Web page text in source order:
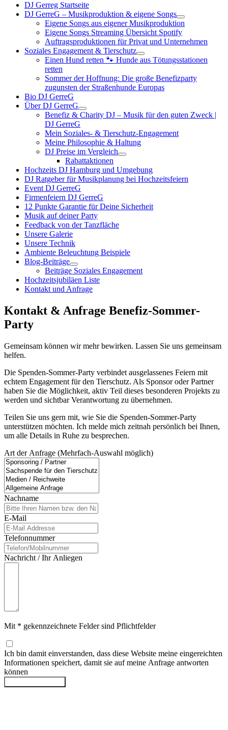
DJ Gerreg Startseite
DJ GerreG – Musikproduktion & eigene Songs
Eigene Songs aus eigener Musikproduktion
Eigene Songs Streaming Übersicht Spotify
Auftragsproduktionen für Privat und Unternehmen
Soziales Engagement & Tierschutz
Einen Hund retten 🐾 Hunde aus Tötungsstationen
retten
Sommer der Hoffnung: Die große Benefizparty
zugunsten der Straßenhunde Europas
Bio DJ GerreG
Über DJ GerreG
Benefiz & Charity DJ – Musik für den guten Zweck |
DJ GerreG
Mein Soziales- & Tierschutz-Engagement
Meine Philosophie & Haltung
DJ Preise im Vergleich
Rabattaktionen
Hochzeits DJ Hamburg und Umgebung
DJ Ratgeber für Musikplanung bei Hochzeitsfeiern
Event DJ GerreG
Firmenfeiern DJ GerreG
12 Punkte Garantie für Deine Sicherheit
Musik auf deiner Party
Feedback von der Tanzfläche
Unsere Galerie
Unsere Technik
Ambiente Beleuchtung Beispiele
Blog-Beiträge
Beiträge Soziales Engagement
Hochzeitsjubiläen Liste
Kontakt und Anfrage
Kontakt & Anfrage Benefiz-Sommer-
Party
Gemeinsam können wir mehr bewirken. Lassen Sie uns gemeinsam
helfen.
Die Spenden-Sommer-Party verbindet ausgelassenes Feiern mit
echtem Engagement für den Tierschutz. Als Sponsor oder Partner
haben Sie die Möglichkeit, aktiv Teil dieses besonderen Projekts zu
werden und sichtbar Verantwortung zu übernehmen.
Teilen Sie uns gern mit, wie Sie die Spenden-Sommer-Party
unterstützen möchten. Ich melde mich zeitnah persönlich bei Ihnen,
um alle Details in Ruhe zu besprechen.
Art der Anfrage (Mehrfach-Auswahl möglich)
Nachname
E-Mail
Telefonnummer
Nachricht / Ihr Anliegen
Mit * gekennzeichnete Felder sind Pflichtfelder
Ich bin damit einverstanden, dass diese Website meine eingereichten
Informationen speichert, damit sie auf meine Anfrage antworten
können